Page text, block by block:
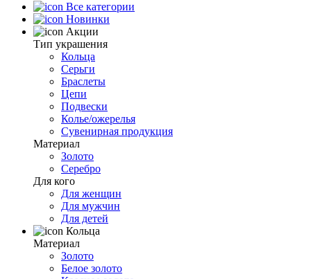
Все категории
Новинки
Акции
Тип украшения
Кольца
Серьги
Браслеты
Цепи
Подвески
Колье/ожерелья
Сувенирная продукция
Материал
Золото
Серебро
Для кого
Для женщин
Для мужчин
Для детей
Кольца
Материал
Золото
Белое золото